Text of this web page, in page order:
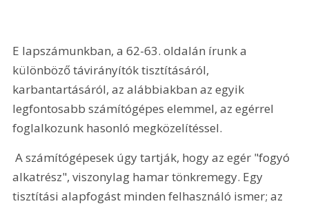
E lapszámunkban, a 62-63. oldalán írunk a
különböző távirányítók tisztításáról,
karbantartásáról, az alábbiakban az egyik
legfontosabb számítógépes elemmel, az egérrel
foglalkozunk hasonló megközelítéssel.
A számítógépesek úgy tartják, hogy az egér "fogyó
alkatrész", viszonylag hamar tönkremegy. Egy
tisztítási alapfogást minden felhasználó ismer; az